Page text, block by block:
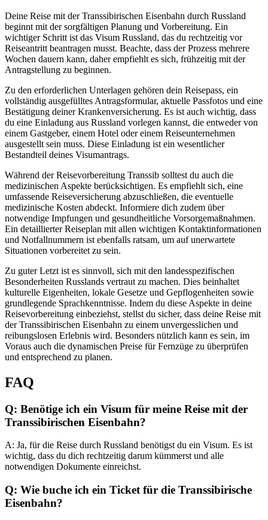
Deine Reise mit der Transsibirischen Eisenbahn durch Russland
beginnt mit der sorgfältigen Planung und Vorbereitung. Ein
wichtiger Schritt ist das Visum Russland, das du rechtzeitig vor
Reiseantritt beantragen musst. Beachte, dass der Prozess mehrere
Wochen dauern kann, daher empfiehlt es sich, frühzeitig mit der
Antragstellung zu beginnen.
Zu den erforderlichen Unterlagen gehören dein Reisepass, ein
vollständig ausgefülltes Antragsformular, aktuelle Passfotos und eine
Bestätigung deiner Krankenversicherung. Es ist auch wichtig, dass
du eine Einladung aus Russland vorlegen kannst, die entweder von
einem Gastgeber, einem Hotel oder einem Reiseunternehmen
ausgestellt sein muss. Diese Einladung ist ein wesentlicher
Bestandteil deines Visumantrags.
Während der Reisevorbereitung Transsib solltest du auch die
medizinischen Aspekte berücksichtigen. Es empfiehlt sich, eine
umfassende Reiseversicherung abzuschließen, die eventuelle
medizinische Kosten abdeckt. Informiere dich zudem über
notwendige Impfungen und gesundheitliche Vorsorgemaßnahmen.
Ein detaillierter Reiseplan mit allen wichtigen Kontaktinformationen
und Notfallnummern ist ebenfalls ratsam, um auf unerwartete
Situationen vorbereitet zu sein.
Zu guter Letzt ist es sinnvoll, sich mit den landesspezifischen
Besonderheiten Russlands vertraut zu machen. Dies beinhaltet
kulturelle Eigenheiten, lokale Gesetze und Gepflogenheiten sowie
grundlegende Sprachkenntnisse. Indem du diese Aspekte in deine
Reisevorbereitung einbeziehst, stellst du sicher, dass deine Reise mit
der Transsibirischen Eisenbahn zu einem unvergesslichen und
reibungslosen Erlebnis wird. Besonders nützlich kann es sein, im
Voraus auch die dynamischen Preise für Fernzüge zu überprüfen
und entsprechend zu planen.
FAQ
Q: Benötige ich ein Visum für meine Reise mit der
Transsibirischen Eisenbahn?
A: Ja, für die Reise durch Russland benötigst du ein Visum. Es ist
wichtig, dass du dich rechtzeitig darum kümmerst und alle
notwendigen Dokumente einreichst.
Q: Wie buche ich ein Ticket für die Transsibirische
Eisenbahn?